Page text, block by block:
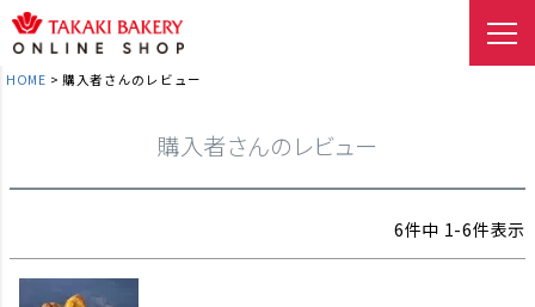
HOME 購入者さんのレビュー
購入者さんのレビュー
6件中 1-6件表示